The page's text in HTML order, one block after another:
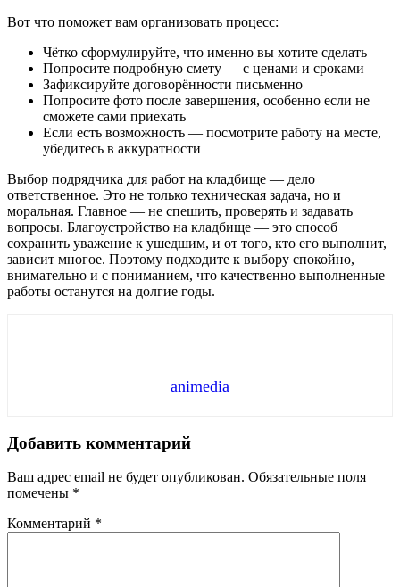
Вот что поможет вам организовать процесс:
Чётко сформулируйте, что именно вы хотите сделать
Попросите подробную смету — с ценами и сроками
Зафиксируйте договорённости письменно
Попросите фото после завершения, особенно если не
сможете сами приехать
Если есть возможность — посмотрите работу на месте,
убедитесь в аккуратности
Выбор подрядчика для работ на кладбище — дело
ответственное. Это не только техническая задача, но и
моральная. Главное — не спешить, проверять и задавать
вопросы. Благоустройство на кладбище — это способ
сохранить уважение к ушедшим, и от того, кто его выполнит,
зависит многое. Поэтому подходите к выбору спокойно,
внимательно и с пониманием, что качественно выполненные
работы останутся на долгие годы.
animedia
Добавить комментарий
Ваш адрес email не будет опубликован. Обязательные поля
помечены *
Комментарий *